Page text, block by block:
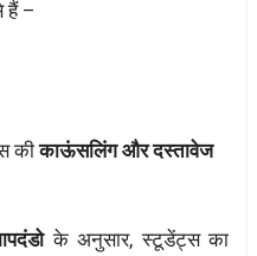
हैं –
कीकाऊंसलिंग और दस्तावेज
के अनुसार, स्टूडेंट्स का